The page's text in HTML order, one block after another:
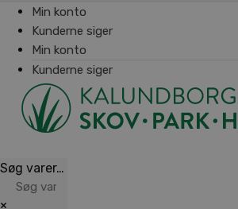
Min konto
Kunderne siger
Min konto
Kunderne siger
Søg varer…
×